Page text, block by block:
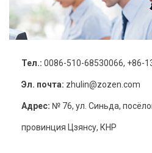
Тел.: 0086-510-68530066, +86-
Эл. почта: zhulin@zozen.com
Адрес: № 76, ул. Синьда,
провинция Цзянсу, КНР